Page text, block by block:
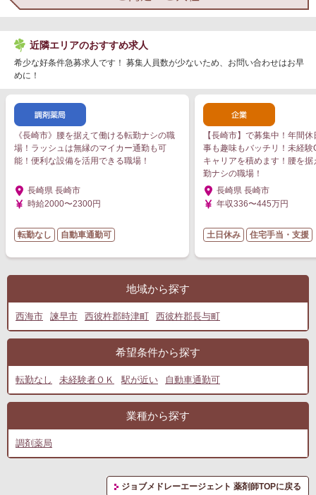
近隣エリアのおすすめ求人
希少な好条件急募求人です！ 募集人員数が少ないため、お問い合わせはお早
めに！
《長崎市》腰を据えて働ける転勤ナシの職
場！ラッシュは無縁のマイカー通勤も可
能！便利な設備を活用できる職場！
長崎県 長崎市
時給2000〜2300円
転勤なし 自動車通勤可
【長崎市】で募集中！年間
事も趣味もバッチリ！未経験
キャリアを積めます！腰を据
勤ナシの職場！
長崎県 長崎市
年収336〜445万円
土日休み 住宅手当・支援
地域から探す
西海市 諫早市 西彼杵郡時津町 西彼杵郡長与町
希望条件から探す
転勤なし 未経験者ＯＫ 駅が近い 自動車通勤可
業種から探す
調剤薬局
ジョブメドレーエージェント 薬剤師TOPに戻る